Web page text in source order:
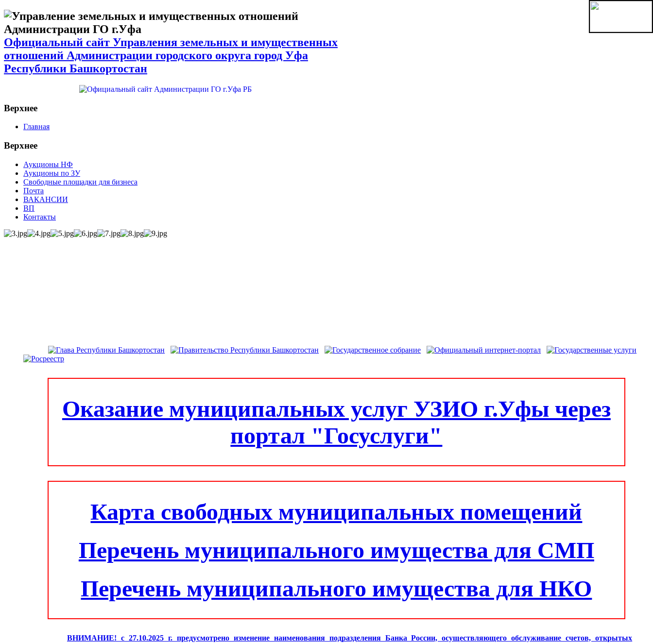
Официальный сайт Управления земельных и имущественных
отношений Администрации городского округа город Уфа
Республики Башкортостан
Верхнее
Главная
Верхнее
Аукционы НФ
Аукционы по ЗУ
Свободные площадки для бизнеса
Почта
ВАКАНСИИ
ВП
Контакты
Оказание муниципальных услуг УЗИО г.Уфы через
портал "Госуслуги"
Карта свободных муниципальных помещений
Перечень муниципального имущества для СМП
Перечень муниципального имущества для НКО
ВНИМАНИЕ! с 27.10.2025 г. предусмотрено изменение наименования подразделения Банка России, осуществляющего обслуживание счетов, открытых